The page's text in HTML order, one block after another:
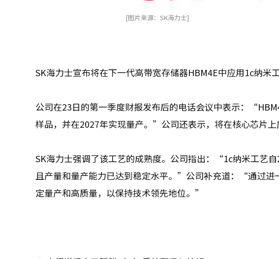
[图片来源：SK海力士]
SK海力士宣布将在下一代高带宽存储器HBM4E中应用1c纳米
公司在23日的第一季度财报发布后的电话会议中表示：
样品，并在2027年实现量产。”公司还表示，将在核心芯片上
SK海力士强调了该工艺的成熟度。公司指出：“1c纳米工艺
且产量和量产能力已达到稳定水平。”公司补充道：“通过进
定量产和高质量，以保持技术领先地位。”